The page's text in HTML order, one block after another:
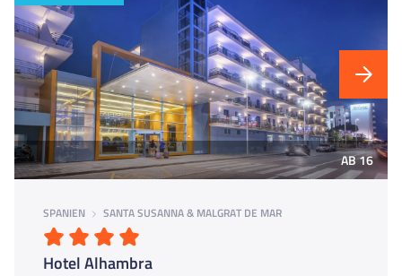
AB 16
SPANIEN SANTA SUSANNA & MALGRAT DE MAR
Hotel Alhambra